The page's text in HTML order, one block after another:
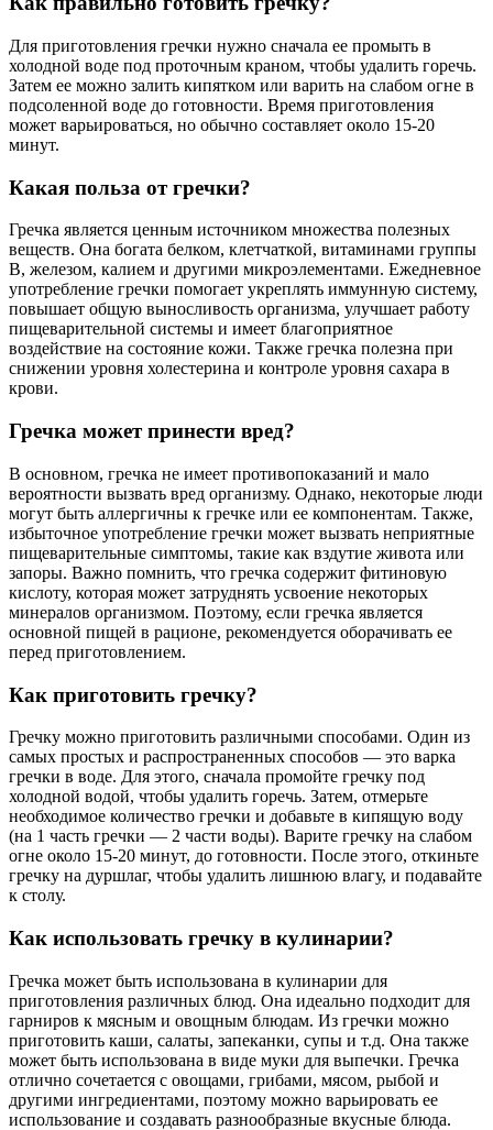
Для приготовления гречки нужно сначала ее промыть в
холодной воде под проточным краном, чтобы удалить горечь.
Затем ее можно залить кипятком или варить на слабом огне в
подсоленной воде до готовности. Время приготовления
может варьироваться, но обычно составляет около 15-20
минут.
Какая польза от гречки?
Гречка является ценным источником множества полезных
веществ. Она богата белком, клетчаткой, витаминами группы
В, железом, калием и другими микроэлементами. Ежедневное
употребление гречки помогает укреплять иммунную систему,
повышает общую выносливость организма, улучшает работу
пищеварительной системы и имеет благоприятное
воздействие на состояние кожи. Также гречка полезна при
снижении уровня холестерина и контроле уровня сахара в
крови.
Гречка может принести вред?
В основном, гречка не имеет противопоказаний и мало
вероятности вызвать вред организму. Однако, некоторые люди
могут быть аллергичны к гречке или ее компонентам. Также,
избыточное употребление гречки может вызвать неприятные
пищеварительные симптомы, такие как вздутие живота или
запоры. Важно помнить, что гречка содержит фитиновую
кислоту, которая может затруднять усвоение некоторых
минералов организмом. Поэтому, если гречка является
основной пищей в рационе, рекомендуется оборачивать ее
перед приготовлением.
Как приготовить гречку?
Гречку можно приготовить различными способами. Один из
самых простых и распространенных способов — это варка
гречки в воде. Для этого, сначала промойте гречку под
холодной водой, чтобы удалить горечь. Затем, отмерьте
необходимое количество гречки и добавьте в кипящую воду
(на 1 часть гречки — 2 части воды). Варите гречку на слабом
огне около 15-20 минут, до готовности. После этого, откиньте
гречку на дуршлаг, чтобы удалить лишнюю влагу, и подавайте
к столу.
Как использовать гречку в кулинарии?
Гречка может быть использована в кулинарии для
приготовления различных блюд. Она идеально подходит для
гарниров к мясным и овощным блюдам. Из гречки можно
приготовить каши, салаты, запеканки, супы и т.д. Она также
может быть использована в виде муки для выпечки. Гречка
отлично сочетается с овощами, грибами, мясом, рыбой и
другими ингредиентами, поэтому можно варьировать ее
использование и создавать разнообразные вкусные блюда.